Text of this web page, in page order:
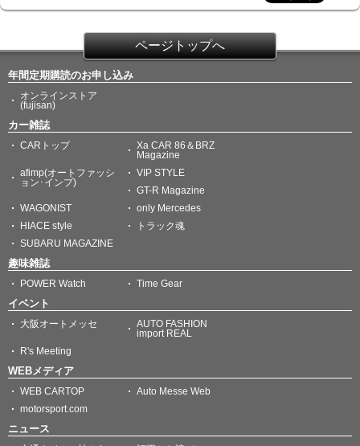
ページトップへ
年間定期購読のお申し込み
オンラインストア
(fujisan)
カー雑誌
CARトップ
Xa CAR 86＆BRZ
Magazine
afimp(オートファッシ
ョン･インプ)
VIP STYLE
GT-R Magazine
WAGONIST
only Mercedes
HIACE style
トラック魂
SUBARU MAGAZINE
趣味雑誌
POWER Watch Time Gear
イベント
大阪オートメッセ
AUTO FASHION
import REAL
R's Meeting
WEBメディア
WEB CARTOP
Auto Messe Web
motorsport.com
ニュース